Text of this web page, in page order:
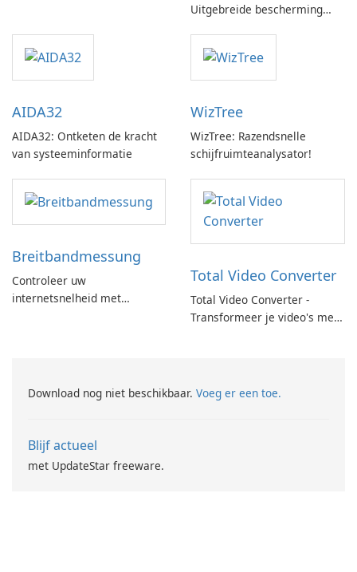
Uitgebreide bescherming
AIDA32
AIDA32: Ontketen de kracht
van systeeminformatie
WizTree
WizTree: Razendsnelle
schijfruimteanalysator!
Breitbandmessung
Controleer uw
internetsnelheid met
Total Video Converter
Total Video Converter -
Transformeer je video's met
Download nog niet beschikbaar. Voeg er een toe.
Blijf actueel
met UpdateStar freeware.